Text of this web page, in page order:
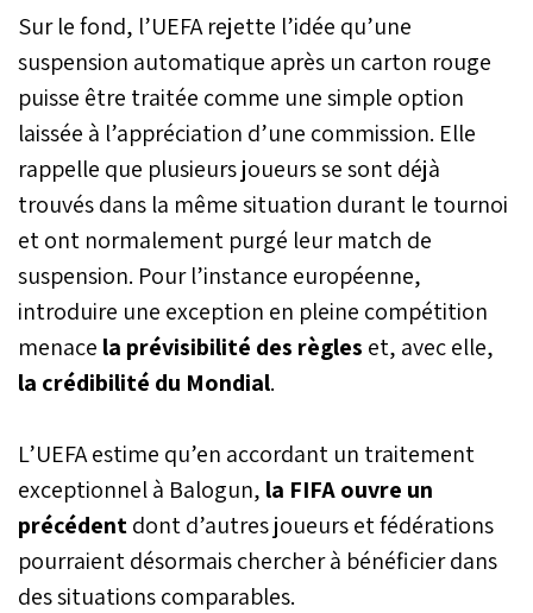
Sur le fond, l’UEFA rejette l’idée qu’une
suspension automatique après un carton rouge
puisse être traitée comme une simple option
laissée à l’appréciation d’une commission. Elle
rappelle que plusieurs joueurs se sont déjà
trouvés dans la même situation durant le tournoi
et ont normalement purgé leur match de
suspension. Pour l’instance européenne,
introduire une exception en pleine compétition
menace la prévisibilité des règles et, avec elle,
la crédibilité du Mondial.
L’UEFA estime qu’en accordant un traitement
exceptionnel à Balogun, la FIFA ouvre un
précédentdont d’autres joueurs et fédérations
pourraient désormais chercher à bénéficier dans
des situations comparables.